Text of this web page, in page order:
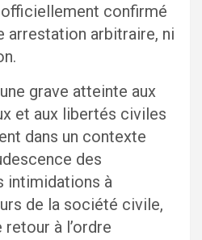
officiellement confirmé
arrestation arbitraire, ni
grave atteinte aux
et aux libertés civiles
dans un contexte
des
intimidations à
de la société civile,
à l’ordre